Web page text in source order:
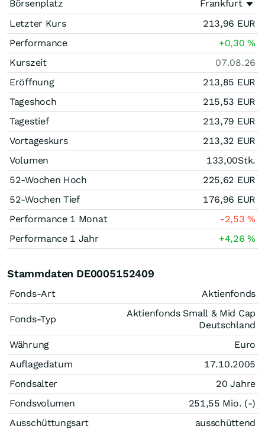
Börsenplatz
Frankfurt
Letzter Kurs
213,96 EUR
Performance
+0,30%
Kurszeit
07.08.26
Eröffnung
213,85 EUR
Tageshoch
215,53 EUR
Tagestief
213,79 EUR
Vortageskurs
213,32 EUR
Volumen
133,00Stk.
52-Wochen Hoch
225,62 EUR
52-Wochen Tief
176,96 EUR
Performance 1 Monat
-2,53%
Performance 1 Jahr
+4,26%
Stammdaten DE0005152409
Fonds-Art Aktienfonds
Fonds-Typ
Aktienfonds Small & Mid Cap
Deutschland
Währung
Euro
Auflagedatum
17.10.2005
Fondsalter
20 Jahre
Fondsvolumen
251,55 Mio. (-)
Ausschüttungsart
ausschüttend